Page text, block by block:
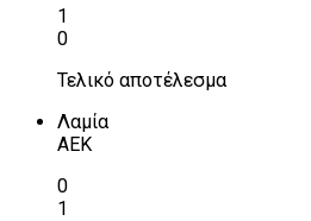
1
0
Τελικό αποτέλεσμα
Λαμία
ΑΕΚ
0
1